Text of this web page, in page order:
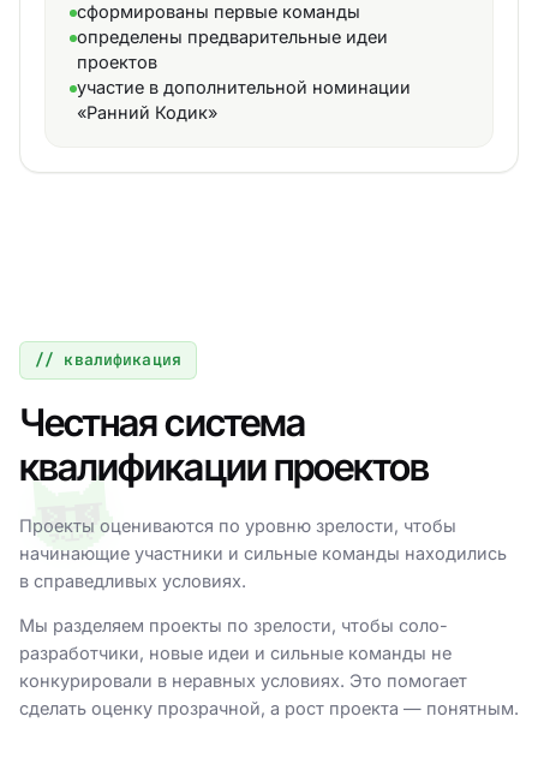
сформированы первые команды
определены предварительные идеи
проектов
участие в дополнительной номинации
«Ранний Кодик»
// квалификация
Честная система
квалификации проектов
Проекты оцениваются по уровню зрелости, чтобы
начинающие участники и сильные команды находились
в справедливых условиях.
Мы разделяем проекты по зрелости, чтобы соло-
разработчики, новые идеи и сильные команды не
конкурировали в неравных условиях. Это помогает
сделать оценку прозрачной, а рост проекта — понятным.